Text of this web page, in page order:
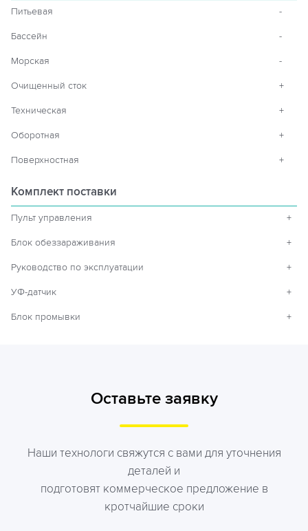
Питьевая -
Бассейн -
Морская -
Очищенный сток +
Техническая +
Оборотная +
Поверхностная +
Комплект поставки
Пульт управления +
Блок обеззараживания +
Руководство по эксплуатации +
УФ-датчик +
Блок промывки +
Оставьте заявку
Наши технологи свяжутся с вами для уточнения
деталей и
подготовят коммерческое предложение в
кротчайшие сроки